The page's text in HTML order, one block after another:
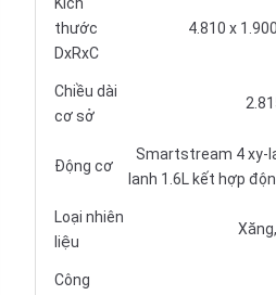
Kích
thước
DxRxC
4.810 x
Chiều dài
cơ sở
Động cơ
Smartstream 4 xy-
lanh 1.6L kết hợp
Loại nhiên
liệu
Công